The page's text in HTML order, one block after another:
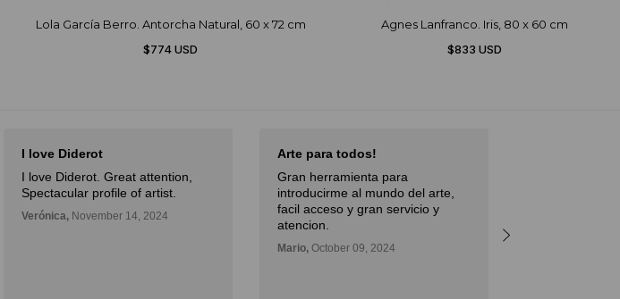
Lola García Berro. Antorcha Natural, 60 x 72 cm
$774 USD
Agnes Lanfranco. Iris, 80 x 60 cm
$833 USD
I love Diderot
I love Diderot. Great attention,
Spectacular profile of artist.
Verónica, November 14, 2024
Arte para todos!
Gran herramienta para
introducirme al mundo del arte,
facil acceso y gran servicio y
atencion.
Mario, October 09, 2024